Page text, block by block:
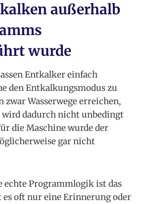
außerhalb
wurde
Entkalker einfach
den Entkalkungsmodus zu
zwar Wasserwege erreichen,
wird dadurch nicht unbedingt
die Maschine wurde der
gar nicht
echte Programmlogik ist das
es oft nur eine Erinnerung oder